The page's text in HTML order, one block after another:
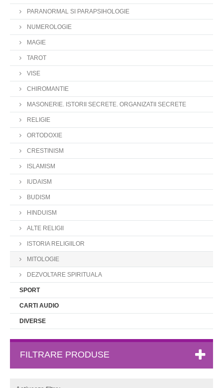
PARANORMAL SI PARAPSIHOLOGIE
NUMEROLOGIE
MAGIE
TAROT
VISE
CHIROMANTIE
MASONERIE. ISTORII SECRETE. ORGANIZATII SECRETE
RELIGIE
ORTODOXIE
CRESTINISM
ISLAMISM
IUDAISM
BUDISM
HINDUISM
ALTE RELIGII
ISTORIA RELIGIILOR
MITOLOGIE
DEZVOLTARE SPIRITUALA
SPORT
CARTI AUDIO
DIVERSE
FILTRARE PRODUSE